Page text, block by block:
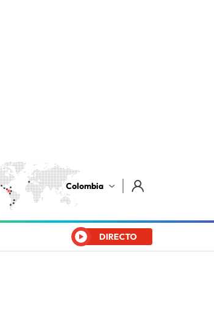
Colombia
DIRECTO